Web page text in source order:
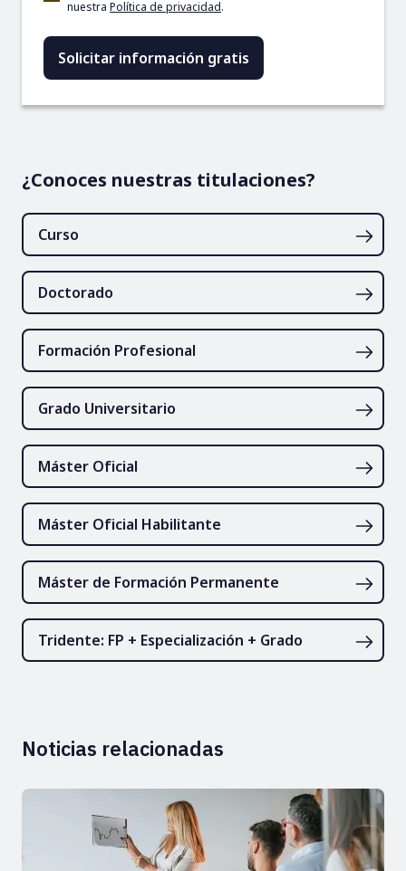
nuestra Política de privacidad.
¿Conoces nuestras titulaciones?
Curso
Doctorado
Formación Profesional
Grado Universitario
Máster Oficial
Máster Oficial Habilitante
Máster de Formación Permanente
Tridente: FP + Especialización + Grado
Noticias relacionadas